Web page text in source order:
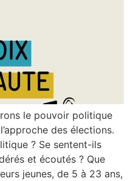
le pouvoir politique
des élections.
? Se sentent-ils
et écoutés ? Que
jeunes, de 5 à 23 ans,